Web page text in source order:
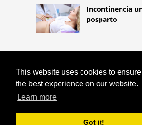
This website uses cookies to
the best experience on our website.
Learn more
Got it!
Incontinencia
posparto
COPYRIGHT 2026
HTTPS://
MEDICAMENTOS Y
MEDICAMENTOS ACELERAN
DENTAL?